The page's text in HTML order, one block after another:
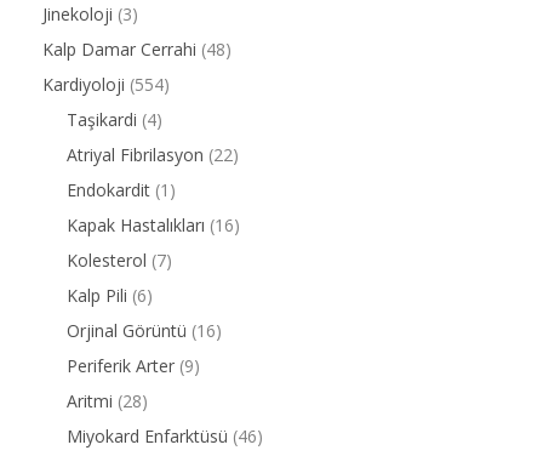
Jinekoloji (3)
Kalp Damar Cerrahi (48)
Kardiyoloji (554)
Taşikardi (4)
Atriyal Fibrilasyon (22)
Endokardit (1)
Kapak Hastalıkları (16)
Kolesterol (7)
Kalp Pili (6)
Orjinal Görüntü (16)
Periferik Arter (9)
Aritmi (28)
Miyokard Enfarktüsü (46)